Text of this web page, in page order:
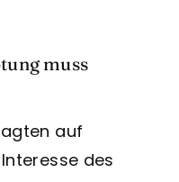
muss
auf
des